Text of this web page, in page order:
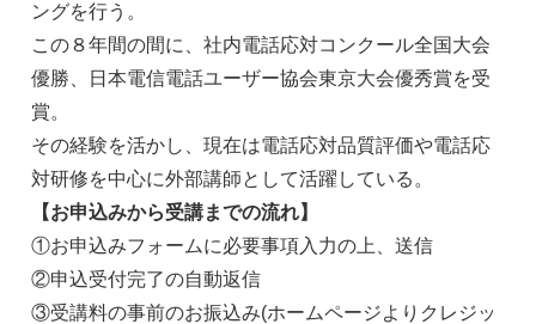
ングを行う。
この８年間の間に、社内電話応対コンクール全国大会
優勝、日本電信電話ユーザー協会東京大会優秀賞を受
賞。
その経験を活かし、現在は電話応対品質評価や電話応
対研修を中心に外部講師として活躍している。
【お申込みから受講までの流れ】
①お申込みフォームに必要事項入力の上、送信
②申込受付完了の自動返信
③受講料の事前のお振込み(ホームページよりクレジッ